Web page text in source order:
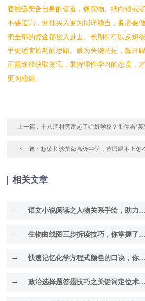
着挑选契合自身的管道，像实物、纸白银或
不要追高，分批买入更为周详稳当，务必要
把全部的资金都投入进去。长期持有以及短
手更适宜长期的思路。最为关键的是，躲开
正规途径获取资讯，秉持理性学习的态度，
更为稳健。
上一篇：十八洞村旁建起了啥好学校？带你看‘
下一篇：想读长沙芙蓉高级中学，英语跟不上怎么
相关文章
语文小说阅读之人物关系手绘，助力理解故事精髓
生物曲线图三步拆读技巧，你掌握了吗？
快速记忆化学方程式颜色的口诀，你知道吗？
政治选择题答题技巧之关键词定位术，你掌握了吗？